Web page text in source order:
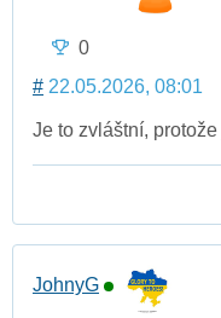
0
# 22.05.2026, 08:01
Je to zvláštní,
JohnyG